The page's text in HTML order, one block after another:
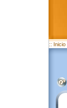
:: Inicio